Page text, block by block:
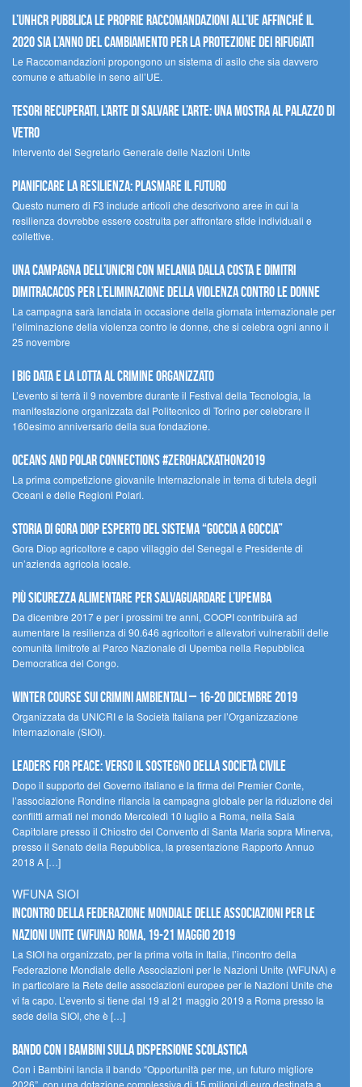
L’UNHCR pubblica le proprie raccomandazioni all’UE affinché il
2020 sia l’anno del cambiamento per la protezione dei rifugiati
Le Raccomandazioni propongono un sistema di asilo che sia davvero
comune e attuabile in seno all’UE.
Tesori recuperati, l’arte di salvare l’arte: una mostra al Palazzo di
Vetro
Intervento del Segretario Generale delle Nazioni Unite
Pianificare la resilienza: plasmare il futuro
Questo numero di F3 include articoli che descrivono aree in cui la
resilienza dovrebbe essere costruita per affrontare sfide individuali e
collettive.
Una campagna dell’UNICRI con Melania Dalla Costa e Dimitri
Dimitracacos per l’eliminazione della violenza contro le donne
La campagna sarà lanciata in occasione della giornata internazionale per
l’eliminazione della violenza contro le donne, che si celebra ogni anno il
25 novembre
I Big Data e la lotta al crimine organizzato
L’evento si terrà il 9 novembre durante il Festival della Tecnologia, la
manifestazione organizzata dal Politecnico di Torino per celebrare il
160esimo anniversario della sua fondazione.
Oceans and Polar Connections #ZEROHackathon2019
La prima competizione giovanile Internazionale in tema di tutela degli
Oceani e delle Regioni Polari.
STORIA DI GORA DIOP ESPERTO DEL SISTEMA “GOCCIA A GOCCIA”
Gora Diop agricoltore e capo villaggio del Senegal e Presidente di
un’azienda agricola locale.
Più sicurezza alimentare per salvaguardare l’Upemba
Da dicembre 2017 e per i prossimi tre anni, COOPI contribuirà ad
aumentare la resilienza di 90.646 agricoltori e allevatori vulnerabili delle
comunità limitrofe al Parco Nazionale di Upemba nella Repubblica
Democratica del Congo.
Winter Course sui Crimini Ambientali – 16-20 Dicembre 2019
Organizzata da UNICRI e la Società Italiana per l’Organizzazione
Internazionale (SIOI).
Leaders for peace: verso il sostegno della società civile
Dopo il supporto del Governo italiano e la firma del Premier Conte,
l’associazione Rondine rilancia la campagna globale per la riduzione dei
conflitti armati nel mondo Mercoledì 10 luglio a Roma, nella Sala
Capitolare presso il Chiostro del Convento di Santa Maria sopra Minerva,
presso il Senato della Repubblica, la presentazione Rapporto Annuo
2018 A […]
WFUNA SIOI
Incontro della Federazione Mondiale delle Associazioni per le
Nazioni Unite (WFUNA) Roma, 19-21 maggio 2019
La SIOI ha organizzato, per la prima volta in Italia, l’incontro della
Federazione Mondiale delle Associazioni per le Nazioni Unite (WFUNA) e
in particolare la Rete delle associazioni europee per le Nazioni Unite che
vi fa capo. L’evento si tiene dal 19 al 21 maggio 2019 a Roma presso la
sede della SIOI, che è […]
Bando Con i Bambini sulla dispersione scolastica
Con i Bambini lancia il bando “Opportunità per me, un futuro migliore